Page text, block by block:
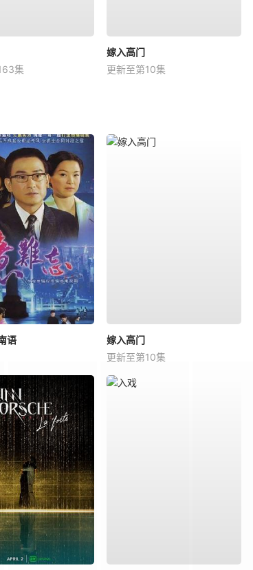
集
嫁入高门
更新至第10集
语
嫁入高门
更新至第10集